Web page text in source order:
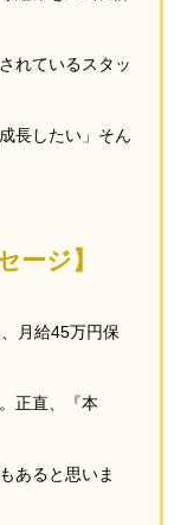
れているスタッ
長したい」そん
ージ】
月給45万円保
正直、『本
あると思いま